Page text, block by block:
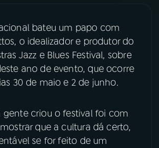
DE MÚSICA
Facebook
X
bateu um papo com
o idealizador e produtor do
Jazz e Blues Festival, sobre
ano de evento, que ocorre
30 de maio e 2 de junho.
gente criou o festival foi com
que a cultura dá certo,
se for feito de um